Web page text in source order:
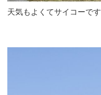
天気もよくてサイコーです